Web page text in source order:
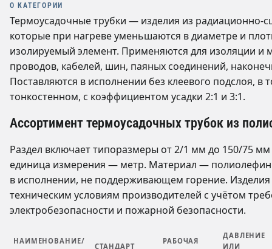
О КАТЕГОРИИ
Термоусадочные трубки — изделия из радиационно-
которые при нагреве уменьшаются в диаметре и
изолируемый элемент. Применяются для изоляции и
проводов, кабелей, шин, паяных соединений,
Поставляются в исполнении без клеевого подслоя, в
тонкостенном, с коэффициентом усадки 2:1 и 3:1.
Ассортимент термоусадочных трубок из
Раздел включает типоразмеры от 2/1 мм до 150/75 мм
единица измерения — метр. Материал —
в исполнении, не поддерживающем горение. Изделия
техническим условиям производителей с учётом
электробезопасности и пожарной безопасности.
НАИМЕНОВАНИЕ/
СТАНДАРТ
РАБОЧАЯ
ДАВЛЕНИЕ
ИЛИ